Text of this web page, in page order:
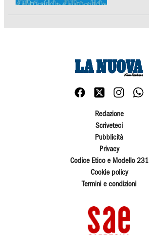
Redazione
Scriveteci
Pubblicità
Privacy
Codice Etico e Modello 231
Cookie policy
Termini e condizioni